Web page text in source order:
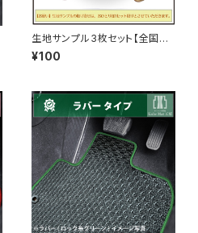
生地サンプル3枚セット【全国一
律送料無料】ネコポス便で発送
¥100